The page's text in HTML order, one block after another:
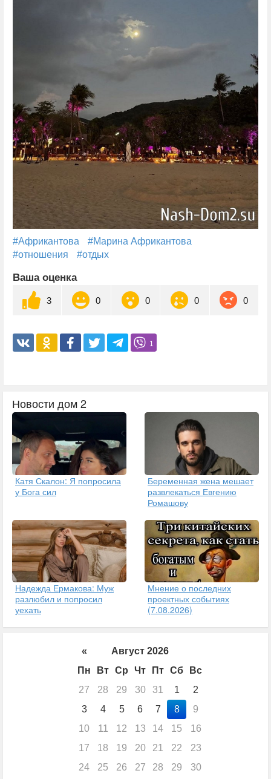
#Африкантова
#Марина Африкантова
#отношения
#отдых
Ваша оценка
3 0 0 0 0
1
Новости дом 2
Катя Скалон: Я попросила
у Бога сил
Беременная жена мешает
развлекаться Евгению
Ромашову
Надежда Ермакова: Муж
разлюбил и попросил
уехать
Мнение о последних
проектных событиях
(7.08.2026)
«
Август 2026
Пн
Вт Ср Чт Пт Сб
Вс
27
28 29 30 31 1
2
3
4 5 6 7 8
9
10
11 12 13 14 15
16
17
18 19 20 21 22
23
24
25 26 27 28 29 30